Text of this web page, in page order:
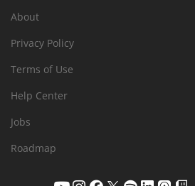
About
Privacy Policy
Terms of Use
Help Center
Jobs
Roadmap